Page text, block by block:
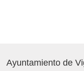
Ayuntamiento de